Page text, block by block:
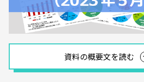
資料の概要文を読む